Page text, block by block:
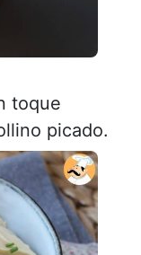
toque
picado.